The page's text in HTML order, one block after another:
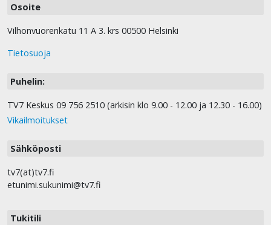
Osoite
Vilhonvuorenkatu 11 A 3. krs 00500 Helsinki
Tietosuoja
Puhelin:
TV7 Keskus 09 756 2510 (arkisin klo 9.00 - 12.00 ja 12.30 - 16.00)
Vikailmoitukset
Sähköposti
tv7(at)tv7.fi
etunimi.sukunimi@tv7.fi
Tukitili